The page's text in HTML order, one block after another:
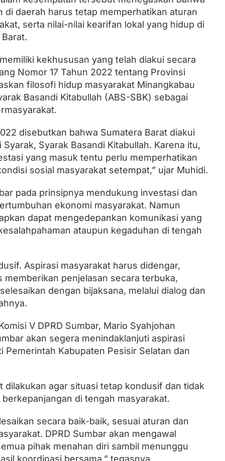
daerah harus tetap memperhatikan aturan
serta nilai-nilai kearifan lokal yang hidup di
kekhususan yang telah diakui secara
Nomor 17 Tahun 2022 tentang Provinsi
filosofi hidup masyarakat Minangkabau
Basandi Kitabullah (ABS-SBK) sebagai
disebutkan bahwa Sumatera Barat diakui
Syarak Basandi Kitabullah. Karena itu,
yang masuk tentu perlu memperhatikan
sosial masyarakat setempat,” ujar Muhidi.
pada prinsipnya mendukung investasi dan
ekonomi masyarakat. Namun
dapat mengedepankan komunikasi yang
ataupun kegaduhan di tengah
Aspirasi masyarakat harus didengar,
penjelasan secara terbuka,
dengan bijaksana, melalui dialog dan
V DPRD Sumbar, Mario Syahjohan
akan segera menindaklanjuti aspirasi
Pemerintah Kabupaten Pesisir Selatan dan
agar situasi tetap kondusif dan tidak
di tengah masyarakat.
secara baik-baik, sesuai aturan dan
DPRD Sumbar akan mengawal
pihak menahan diri sambil menunggu
koordinasi bersama,” tegasnya.